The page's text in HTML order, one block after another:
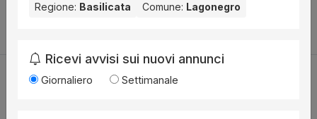
Regione: Basilicata Comune: Lagonegro
Ricevi avvisi sui nuovi annunci
Giornaliero Settimanale